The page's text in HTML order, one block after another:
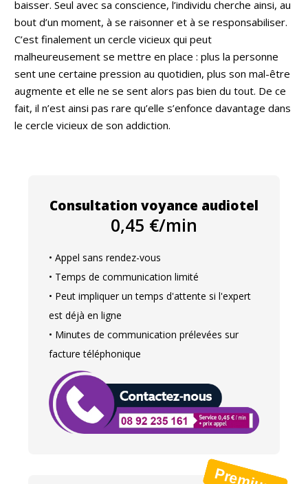
baisser. Seul avec sa conscience, l’individu cherche ainsi, au
bout d’un moment, à se raisonner et à se responsabiliser.
C’est finalement un cercle vicieux qui peut
malheureusement se mettre en place : plus la personne
sent une certaine pression au quotidien, plus son mal-être
augmente et elle ne se sent alors pas bien du tout. De ce
fait, il n’est ainsi pas rare qu’elle s’enfonce davantage dans
le cercle vicieux de son addiction.
Consultation voyance audiotel
0,45 €/min
• Appel sans rendez-vous
• Temps de communication limité
• Peut impliquer un temps d'attente si l'expert
est déjà en ligne
• Minutes de communication prélevées sur
facture téléphonique